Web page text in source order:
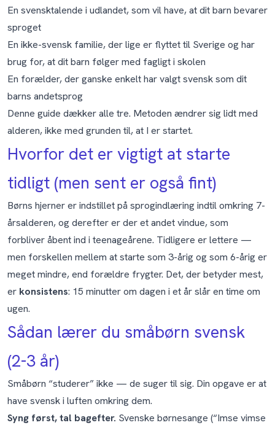
En svensktalende i udlandet, som vil have, at dit barn bevarer
sproget
En ikke-svensk familie, der lige er flyttet til Sverige og har
brug for, at dit barn følger med fagligt i skolen
En forælder, der ganske enkelt har valgt svensk som dit
barns andetsprog
Denne guide dækker alle tre. Metoden ændrer sig lidt med
alderen, ikke med grunden til, at I er startet.
Hvorfor det er vigtigt at starte
tidligt (men sent er også fint)
Børns hjerner er indstillet på sprogindlæring indtil omkring 7-
årsalderen, og derefter er der et andet vindue, som
forbliver åbent ind i teenageårene. Tidligere er lettere —
men forskellen mellem at starte som 3-årig og som 6-årig er
meget mindre, end forældre frygter. Det, der betyder mest,
er konsistens: 15 minutter om dagen i et år slår en time om
ugen.
Sådan lærer du småbørn svensk
(2-3 år)
Småbørn “studerer” ikke — de suger til sig. Din opgave er at
have svensk i luften omkring dem.
Syng først, tal bagefter. Svenske børnesange (“Imse vimse